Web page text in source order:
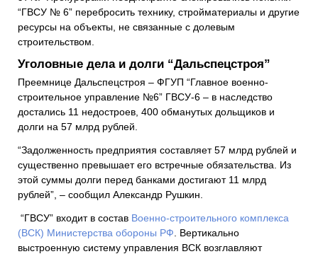
“ГВСУ № 6” перебросить технику, стройматериалы и другие
ресурсы на объекты, не связанные с долевым
строительством.
Уголовные дела и долги “Дальспецстроя”
Преемнице Дальспецстроя – ФГУП “Главное военно-
строительное управление №6” ГВСУ-6 – в наследство
достались 11 недостроев , 400 обманутых дольщиков и
долги на 57 млрд рублей.
“Задолженность предприятия составляет 57 млрд рублей и
существенно превышает его встречные обязательства. Из
этой суммы долги перед банками достигают 11 млрд
рублей”, – сообщил Александр Рушкин.
“ГВСУ” входит в состав Военно-строительного комплекса
(ВСК) Министерства обороны РФ . Вертикально
выстроенную систему управления ВСК возглавляют